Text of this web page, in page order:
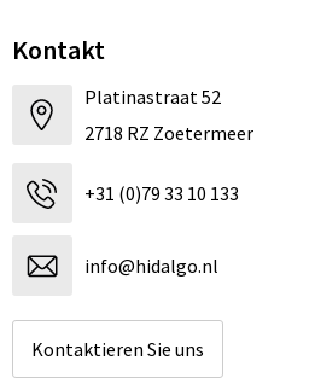
Kontakt
Platinastraat 52
2718 RZ Zoetermeer
+31 (0)79 33 10 133
info@hidalgo.nl
Kontaktieren Sie uns